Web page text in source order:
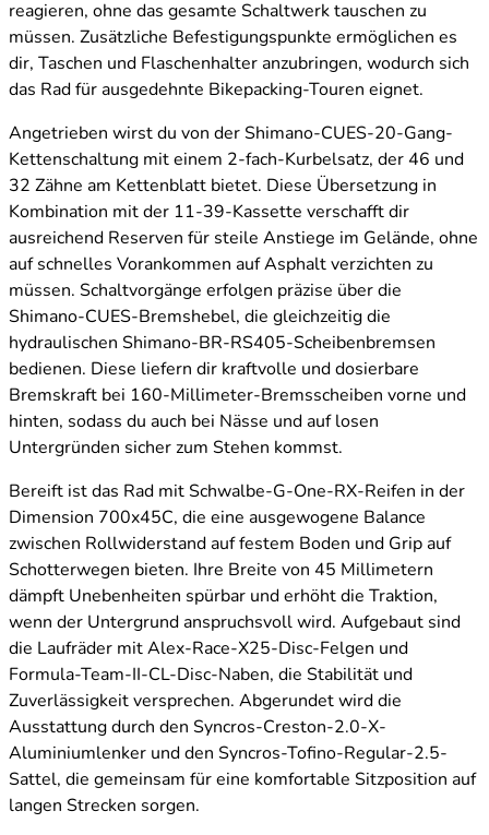
reagieren, ohne das gesamte Schaltwerk tauschen zu
müssen. Zusätzliche Befestigungspunkte ermöglichen es
dir, Taschen und Flaschenhalter anzubringen, wodurch sich
das Rad für ausgedehnte Bikepacking-Touren eignet.
Angetrieben wirst du von der Shimano-CUES-20-Gang-
Kettenschaltung mit einem 2-fach-Kurbelsatz, der 46 und
32 Zähne am Kettenblatt bietet. Diese Übersetzung in
Kombination mit der 11-39-Kassette verschafft dir
ausreichend Reserven für steile Anstiege im Gelände, ohne
auf schnelles Vorankommen auf Asphalt verzichten zu
müssen. Schaltvorgänge erfolgen präzise über die
Shimano-CUES-Bremshebel, die gleichzeitig die
hydraulischen Shimano-BR-RS405-Scheibenbremsen
bedienen. Diese liefern dir kraftvolle und dosierbare
Bremskraft bei 160-Millimeter-Bremsscheiben vorne und
hinten, sodass du auch bei Nässe und auf losen
Untergründen sicher zum Stehen kommst.
Bereift ist das Rad mit Schwalbe-G-One-RX-Reifen in der
Dimension 700x45C, die eine ausgewogene Balance
zwischen Rollwiderstand auf festem Boden und Grip auf
Schotterwegen bieten. Ihre Breite von 45 Millimetern
dämpft Unebenheiten spürbar und erhöht die Traktion,
wenn der Untergrund anspruchsvoll wird. Aufgebaut sind
die Laufräder mit Alex-Race-X25-Disc-Felgen und
Formula-Team-II-CL-Disc-Naben, die Stabilität und
Zuverlässigkeit versprechen. Abgerundet wird die
Ausstattung durch den Syncros-Creston-2.0-X-
Aluminiumlenker und den Syncros-Tofino-Regular-2.5-
Sattel, die gemeinsam für eine komfortable Sitzposition auf
langen Strecken sorgen.